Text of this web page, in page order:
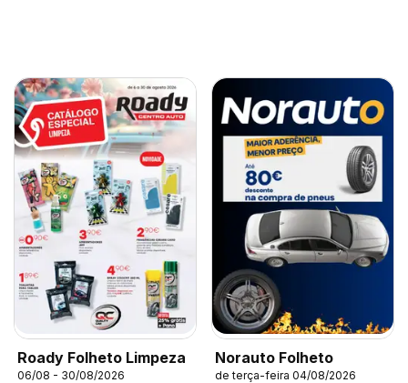
Roady Folheto Limpeza
06/08 - 30/08/2026
Norauto Folheto
de terça-feira 04/08/2026